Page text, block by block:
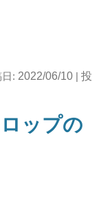
: 2022/06/10 |投
ップの